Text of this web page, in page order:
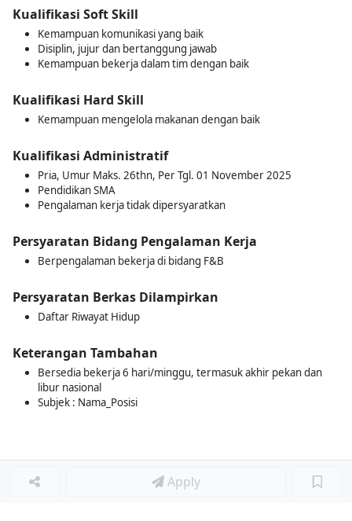
Kualifikasi Soft Skill
Kemampuan komunikasi yang baik
Disiplin, jujur dan bertanggung jawab
Kemampuan bekerja dalam tim dengan baik
Kualifikasi Hard Skill
Kemampuan mengelola makanan dengan baik
Kualifikasi Administratif
Pria, Umur Maks. 26thn, Per Tgl. 01 November 2025
Pendidikan SMA
Pengalaman kerja tidak dipersyaratkan
Persyaratan Bidang Pengalaman Kerja
Berpengalaman bekerja di bidang F&B
Persyaratan Berkas Dilampirkan
Daftar Riwayat Hidup
Keterangan Tambahan
Bersedia bekerja 6 hari/minggu, termasuk akhir pekan dan
libur nasional
Subjek : Nama_Posisi
Apply